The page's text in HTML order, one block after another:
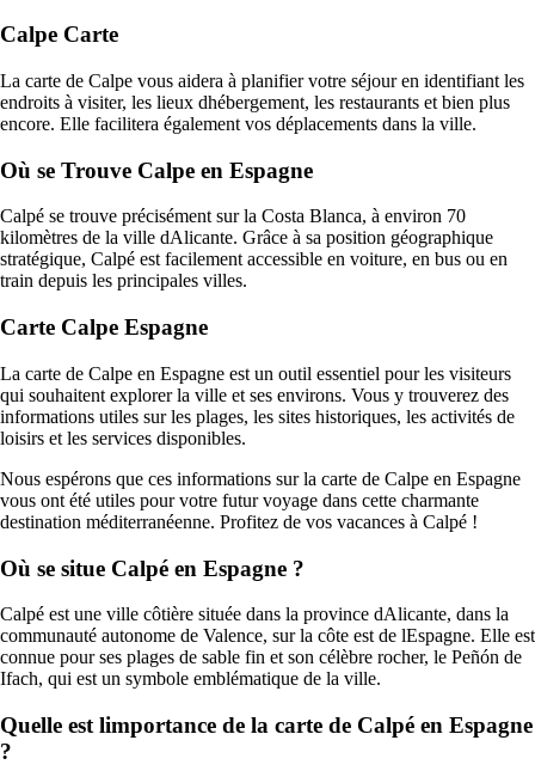
Calpe Carte
La carte de Calpe vous aidera à planifier votre séjour en identifiant les
endroits à visiter, les lieux dhébergement, les restaurants et bien plus
encore. Elle facilitera également vos déplacements dans la ville.
Où se Trouve Calpe en Espagne
Calpé se trouve précisément sur la Costa Blanca, à environ 70
kilomètres de la ville dAlicante. Grâce à sa position géographique
stratégique, Calpé est facilement accessible en voiture, en bus ou en
train depuis les principales villes.
Carte Calpe Espagne
La carte de Calpe en Espagne est un outil essentiel pour les visiteurs
qui souhaitent explorer la ville et ses environs. Vous y trouverez des
informations utiles sur les plages, les sites historiques, les activités de
loisirs et les services disponibles.
Nous espérons que ces informations sur la carte de Calpe en Espagne
vous ont été utiles pour votre futur voyage dans cette charmante
destination méditerranéenne. Profitez de vos vacances à Calpé !
Où se situe Calpé en Espagne ?
Calpé est une ville côtière située dans la province dAlicante, dans la
communauté autonome de Valence, sur la côte est de lEspagne. Elle est
connue pour ses plages de sable fin et son célèbre rocher, le Peñón de
Ifach, qui est un symbole emblématique de la ville.
Quelle est limportance de la carte de Calpé en Espagne
?